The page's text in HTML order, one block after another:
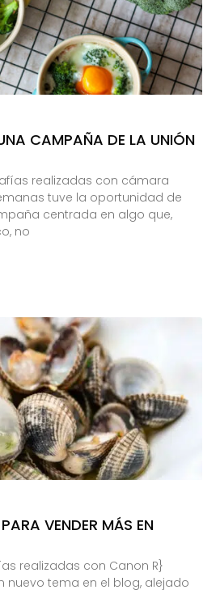
CAMPAÑA DE LA UNIÓN
realizadas con cámara
tuve la oportunidad de
centrada en algo que,
no
VENDER MÁS EN
realizadas con Canon R}
nuevo tema en el blog, alejado